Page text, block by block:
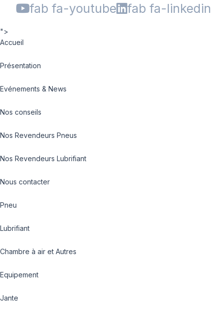
fab fa-youtube
fab fa-linkedin
">
Accueil
Présentation
Evénements & News
Nos conseils
Nos Revendeurs Pneus
Nos Revendeurs Lubrifiant
Nous contacter
Pneu
Lubrifiant
Chambre à air et Autres
Equipement
Jante